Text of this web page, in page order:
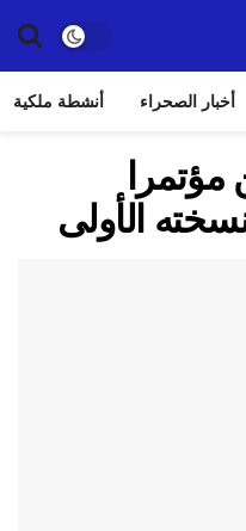
أخبار الصحراء أنشطة ملكية
مؤتمرا
الأولى